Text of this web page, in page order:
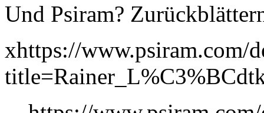
Und Psiram?
xhttps://www.psiram.com/